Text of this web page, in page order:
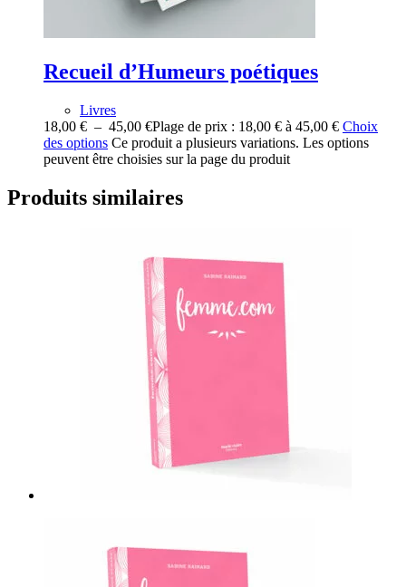
Recueil d’Humeurs poétiques
Livres
18,00 € – 45,00 €Plage de prix : 18,00 € à 45,00 € Choix
des options Ce produit a plusieurs variations. Les options
peuvent être choisies sur la page du produit
Produits similaires